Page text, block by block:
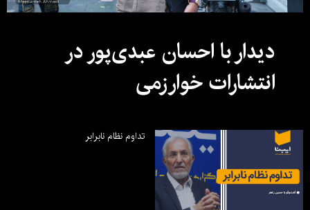
دیدار با احسان عبدی‌پور در
انتشارات خوارزمی
تداوم نظام نابرابر